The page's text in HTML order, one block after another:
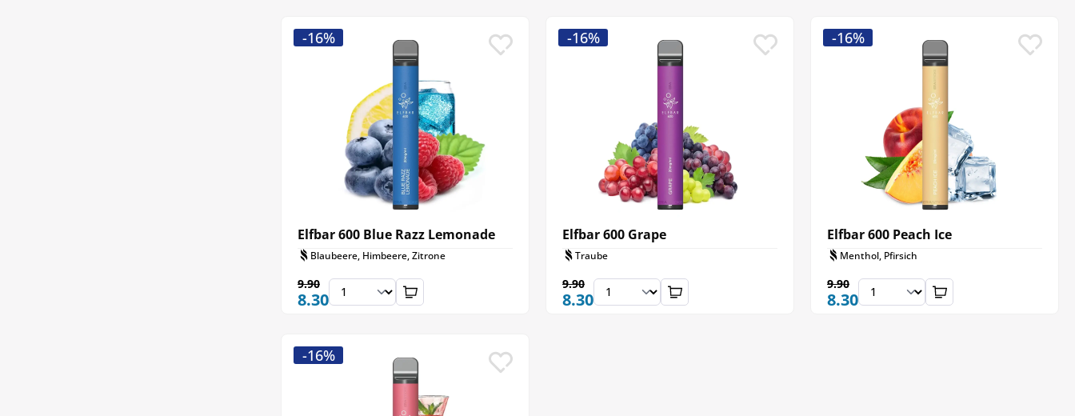
Elfbar 600 Blue Razz Lemonade
Blaubeere, Himbeere, Zitrone
8.30
9.90
-16%
Elfbar 600 Grape
Traube
8.30
9.90
-16%
Elfbar 600 Peach Ice
Menthol, Pfirsich
8.30
9.90
-16%
-16%